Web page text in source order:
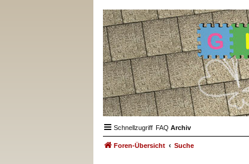
Schnellzugriff FAQ Archiv
Foren-Übersicht Suche